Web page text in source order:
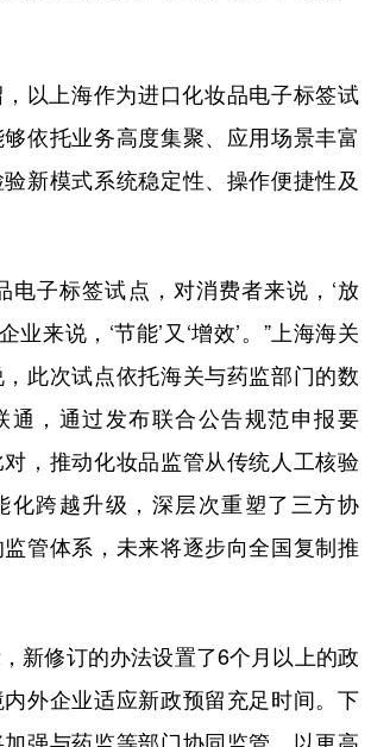
上海作为进口化妆品电子标签试
依托业务高度集聚、应用场景丰富
新模式系统稳定性、操作便捷性及
子标签试点，对消费者来说，‘放
业来说，‘节能’又‘增效’。”上海海关
此次试点依托海关与药监部门的数
通，通过发布联合公告规范申报要
，推动化妆品监管从传统人工核验
化跨越升级，深层次重塑了三方协
管体系，未来将逐步向全国复制推
修订的办法设置了6个月以上的政
外企业适应新政预留充足时间。下